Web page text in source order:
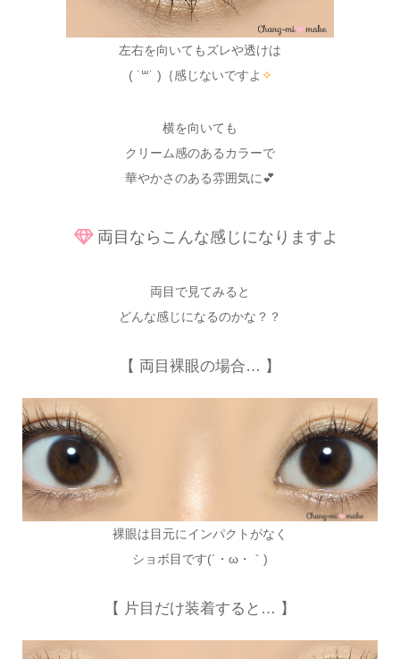
左右を向いてもズレや透けは
( ˙꒳˙ )｛感じないですよ ✧
横を向いても
クリーム感のあるカラーで
華やかさのある雰囲気に💕
両目ならこんな感じになりますよ
両目で見てみると
どんな感じになるのかな？？
【 両目裸眼の場合… 】
裸眼は目元にインパクトがなく
ショボ目です(´・ω・｀)
【 片目だけ装着すると… 】